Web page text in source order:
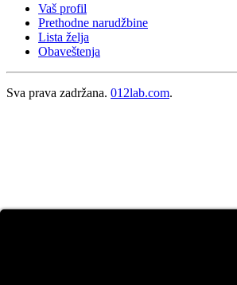
Vaš profil
Prethodne narudžbine
Lista želja
Obaveštenja
Sva prava zadržana. 012lab.com.